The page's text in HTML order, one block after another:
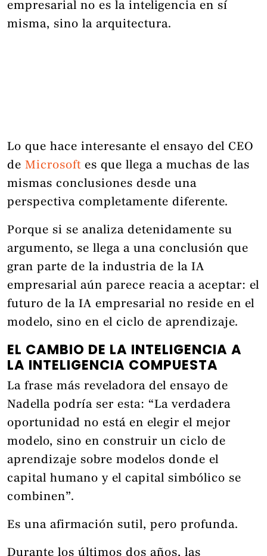
empresarial no es la inteligencia en sí
misma, sino la arquitectura.
Lo que hace interesante el ensayo del CEO
de Microsoft es que llega a muchas de las
mismas conclusiones desde una
perspectiva completamente diferente.
Porque si se analiza detenidamente su
argumento, se llega a una conclusión que
gran parte de la industria de la IA
empresarial aún parece reacia a aceptar: el
futuro de la IA empresarial no reside en el
modelo, sino en el ciclo de aprendizaje.
EL CAMBIO DE LA INTELIGENCIA A
LA INTELIGENCIA COMPUESTA
La frase más reveladora del ensayo de
Nadella podría ser esta: “La verdadera
oportunidad no está en elegir el mejor
modelo, sino en construir un ciclo de
aprendizaje sobre modelos donde el
capital humano y el capital simbólico se
combinen”.
Es una afirmación sutil, pero profunda.
Durante los últimos dos años, las